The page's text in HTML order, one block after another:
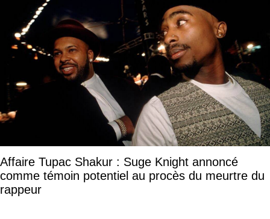
Affaire Tupac Shakur : Suge Knight annoncé
comme témoin potentiel au procès du meurtre du
rappeur